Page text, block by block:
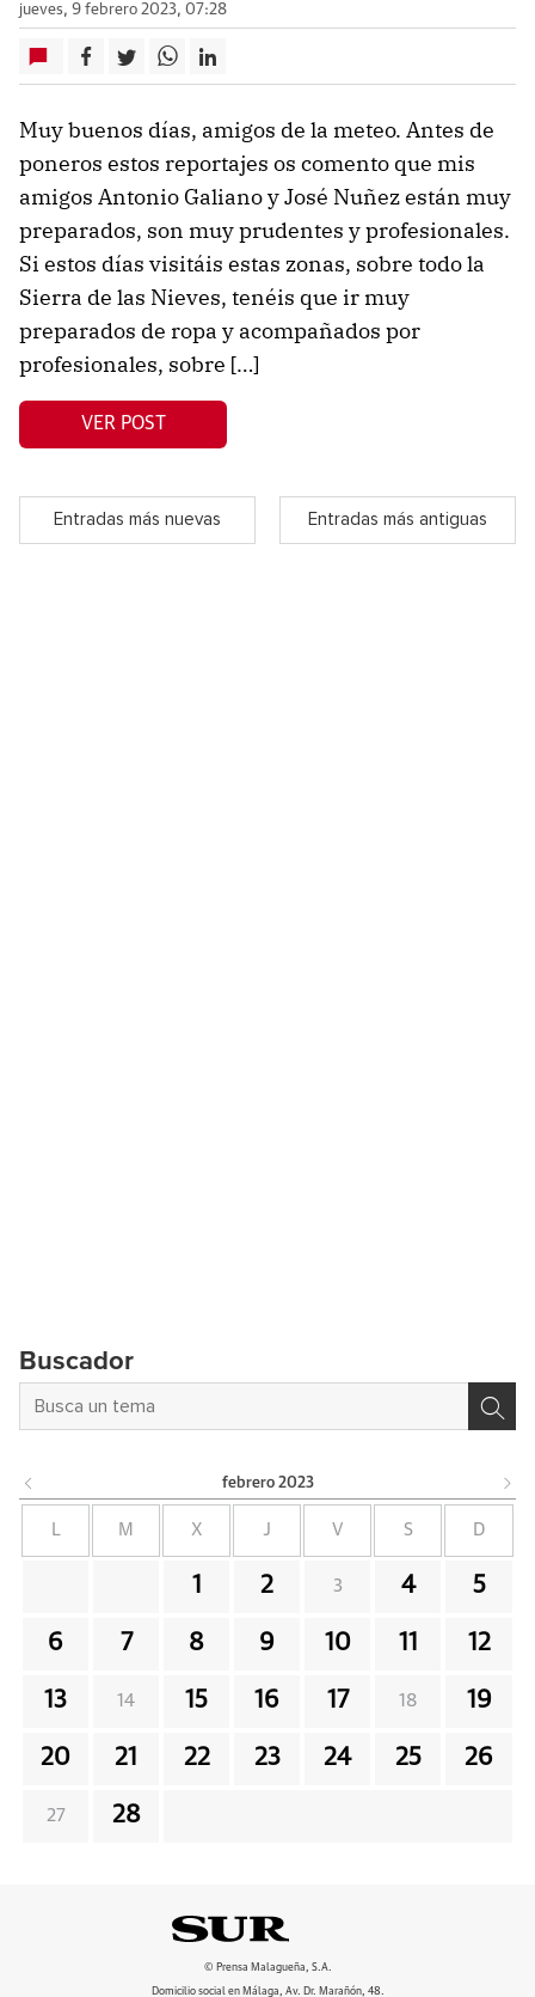
jueves, 9 febrero 2023, 07:28
Muy buenos días, amigos de la meteo. Antes de
poneros estos reportajes os comento que mis
amigos Antonio Galiano y ‍José Nuñez están muy
preparados, son muy prudentes y profesionales.
Si estos días visitáis estas zonas, sobre todo la
Sierra de las Nieves, tenéis que ir muy
preparados de ropa y acompañados por
profesionales, sobre […]
VER POST
Entradas más nuevas Entradas más antiguas
Buscador
febrero 2023
M X J V S D
1 2 3 4 5
6 7 8 9 10 11 12
13 14 15 16 17 18 19
20 21 22 23 24 25 26
27 28
© Prensa Malagueña, S.A.
Domicilio social en Málaga, Av. Dr. Marañón, 48.